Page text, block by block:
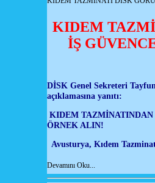
KIDEM
İŞ
DİSK Genel Sekreteri
açıklamasına yanıtı:
KIDEM TAZMİNATINDAN
ÖRNEK ALIN!
Avusturya, Kıdem
Devamını Oku...